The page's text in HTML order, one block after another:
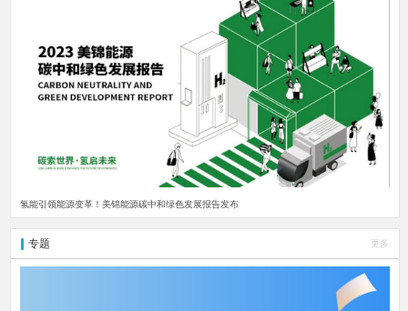
氢能引领能源变革！美锦能源碳中和绿色发展报告发布
专题 更多